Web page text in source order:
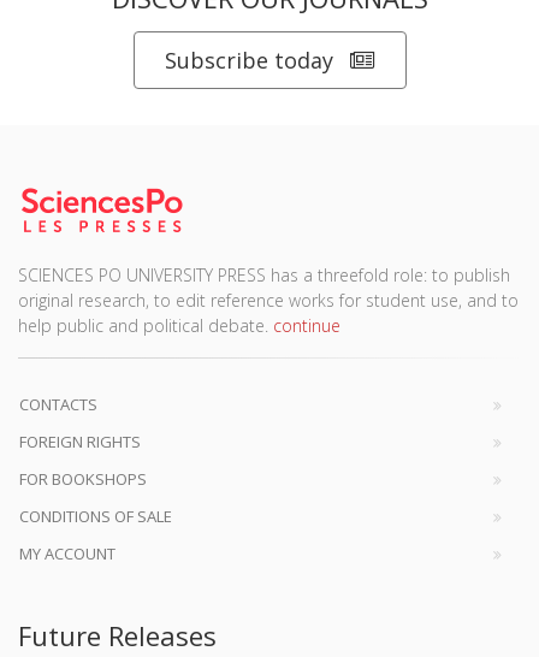
Subscribe today
SCIENCES PO UNIVERSITY PRESS has a threefold role: to publish
original research, to edit reference works for student use, and to
help public and political debate. continue
CONTACTS
FOREIGN RIGHTS
FOR BOOKSHOPS
CONDITIONS OF SALE
MY ACCOUNT
Future Releases